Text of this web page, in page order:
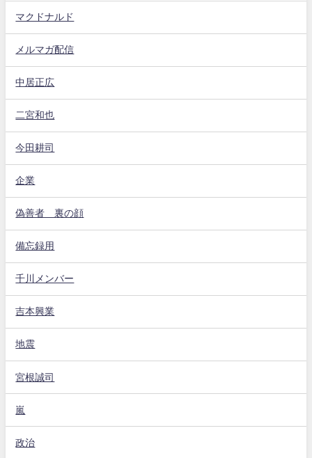
マクドナルド
メルマガ配信
中居正広
二宮和也
今田耕司
企業
偽善者 裏の顔
備忘録用
千川メンバー
吉本興業
地震
宮根誠司
嵐
政治